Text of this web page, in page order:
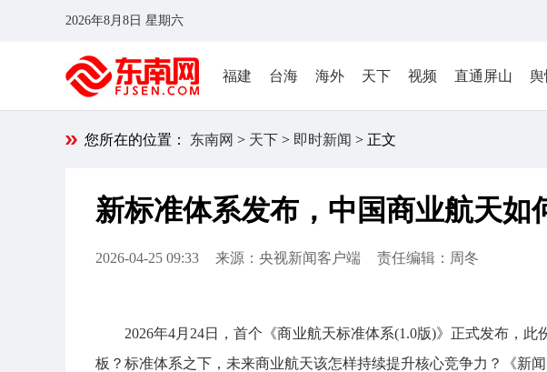
2026年8月8日 星期六
福建 台海 海外 天下 视频 直通屏山 舆
您所在的位置： 东南网 > 天下 > 即时新闻 > 正文
新标准体系发布，中国商业航天如
2026-04-25 09:33 来源：央视新闻客户端 责任编辑：周冬
2026年4月24日，首个《商业航天标准体系(1.0版)》正式发布，
板？标准体系之下，未来商业航天该怎样持续提升核心竞争力？《新闻